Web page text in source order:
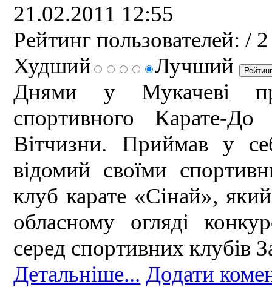
21.02.2011 12:55
Рейтинг пользователей: / 2
Худший
Лучший
Днями у Мукачеві
спортивного Карате-
Вітчизни. Приймав у
відомий своїми
клуб карате «Сінай»,
обласному огляді
серед спортивних клубів
Детальніше... Додати